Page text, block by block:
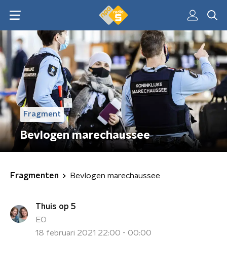
Fragment
Bevlogen marechaussee
Fragmenten Bevlogen marechaussee
Thuis op 5
EO
18 februari 2021 22:00 - 00:00